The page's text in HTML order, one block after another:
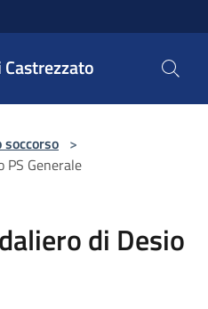
soccorso >
PS Generale
di Desio